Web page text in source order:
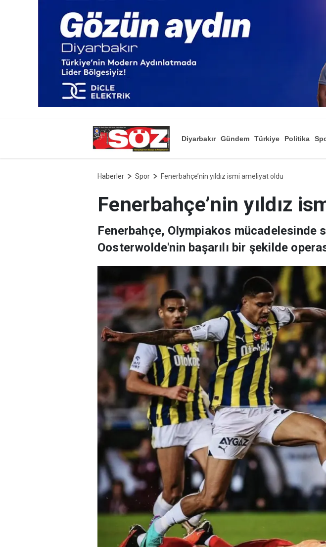
Diyarbakır Gündem Türkiye Politika
Haberler Spor Fenerbahçe’nin yıldız ismi ameliyat oldu
Fenerbahçe’nin yıldız
Fenerbahçe, Olympiakos mücadelesinde
Oosterwolde'nin başarılı bir şekilde